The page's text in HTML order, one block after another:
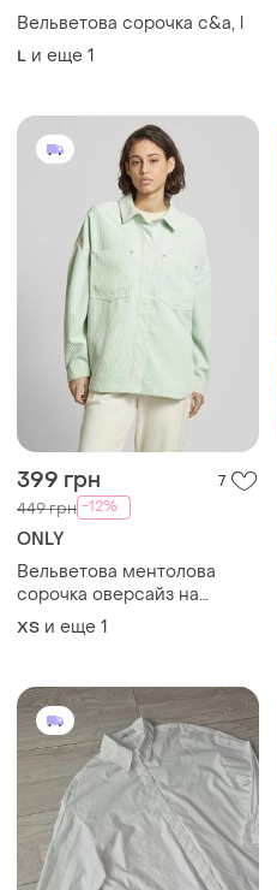
Вельветова сорочка c&a, l
L и еще 1
399 грн 7
449 грн -12%
ONLY
Вельветова ментолова
сорочка оверсайз на
кнопках
ХS и еще 1